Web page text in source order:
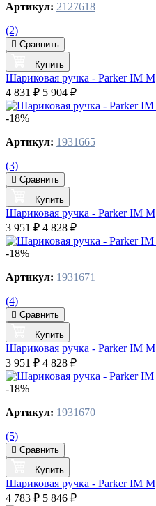
Артикул: 2127618
(2)
Сравнить
Купить
Шариковая ручка - Parker IM M
4 831 ₽ 5 904 ₽
-18%
Артикул: 1931665
(3)
Сравнить
Купить
Шариковая ручка - Parker IM M
3 951 ₽ 4 828 ₽
-18%
Артикул: 1931671
(4)
Сравнить
Купить
Шариковая ручка - Parker IM M
3 951 ₽ 4 828 ₽
-18%
Артикул: 1931670
(5)
Сравнить
Купить
Шариковая ручка - Parker IM M
4 783 ₽ 5 846 ₽